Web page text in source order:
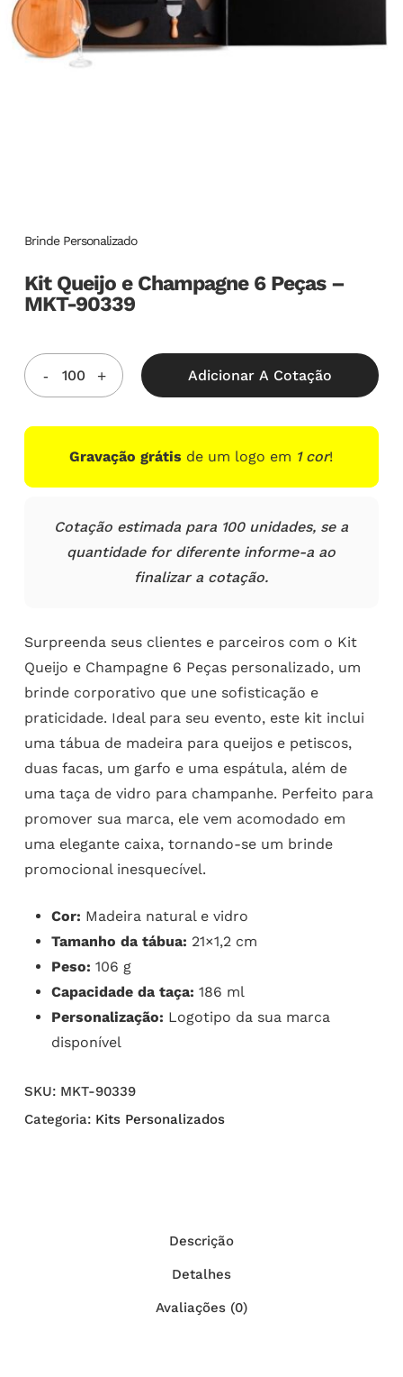
Brinde Personalizado
Kit Queijo e Champagne 6 Peças –
MKT-90339
Adicionar A Cotação
Gravação grátis de um logo em 1 cor!
Cotação estimada para 100 unidades, se a
quantidade for diferente informe-a ao
finalizar a cotação.
Surpreenda seus clientes e parceiros com o Kit
Queijo e Champagne 6 Peças personalizado, um
brinde corporativo que une sofisticação e
praticidade. Ideal para seu evento, este kit inclui
uma tábua de madeira para queijos e petiscos,
duas facas, um garfo e uma espátula, além de
uma taça de vidro para champanhe. Perfeito para
promover sua marca, ele vem acomodado em
uma elegante caixa, tornando-se um brinde
promocional inesquecível.
Cor: Madeira natural e vidro
Tamanho da tábua: 21×1,2 cm
Peso: 106 g
Capacidade da taça: 186 ml
Personalização: Logotipo da sua marca
disponível
SKU: MKT-90339
Categoria: Kits Personalizados
Descrição
Detalhes
Avaliações (0)